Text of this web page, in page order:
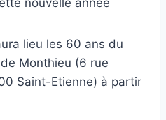
lieu les 60 ans du
Monthieu (6 rue
Saint-Etienne) à partir